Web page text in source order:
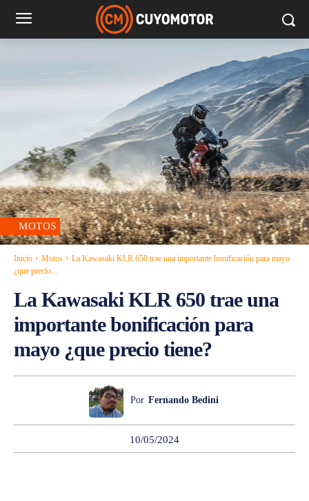
MOTOS
Inicio Motos
La Kawasaki KLR 650 trae una importante bonificación para mayo
¿que precio...
La Kawasaki KLR 650 trae una
importante bonificación para
mayo ¿que precio tiene?
Por Fernando Bedini
10/05/2024